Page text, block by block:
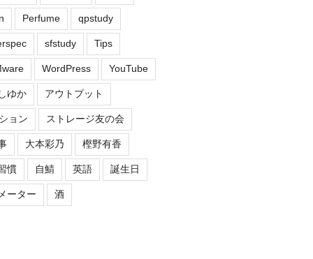
Perfume qpstudy
sfstudy Tips
WordPress YouTube
ゆか アウトプット
ョン ストレージ友の会
大本彩乃 樫野有香
慣 自鯖 英語 誕生日
ーター 酒